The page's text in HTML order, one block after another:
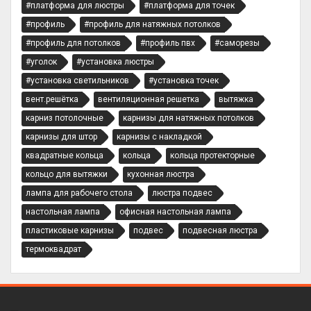
#платформа для люстры
#платформа для точек
#профиль
#профиль для натяжных потолков
#профиль для потолков
#профиль пвх
#саморезы
#уголок
#установка люстры
#установка светильников
#установка точек
вент.решётка
вентиляционная решетка
вытяжка
карниз потолочные
карнизы для натяжных потолков
карнизы для штор
карнизы с накладкой
квадратные кольца
кольца
кольца протекторные
кольцо для вытяжки
кухонная люстра
лампа для рабочего стола
люстра подвес
настольная лампа
офисная настольная лампа
пластиковые карнизы
подвес
подвесная люстра
термоквадрат